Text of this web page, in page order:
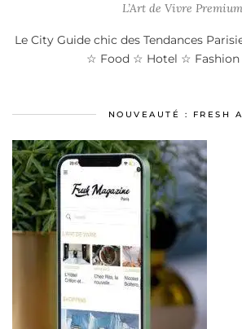
L’Art de Vivre Premium
Le City Guide chic des Tendances
☆ Food ☆ Hotel ☆
NOUVEAUTÉ : FRESH